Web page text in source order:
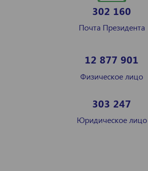
302 160
Почта Президента
12 877 901
Физическое лицо
303 247
Юридическое лицо